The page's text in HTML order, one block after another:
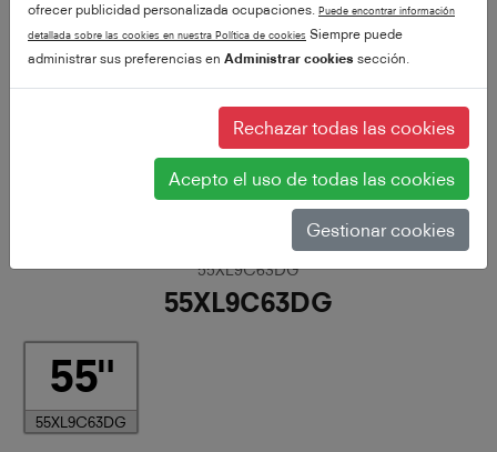
55XL9C63DG
55XL9C63DG
55
55XL9C63DG
ofrecer publicidad personalizada ocupaciones. Puede encontrar información
detallada sobre las cookies en nuestra Política de cookies Siempre puede
administrar sus preferencias en Administrar cookies sección.
Rechazar todas las cookies
Acepto el uso de todas las cookies
Gestionar cookies